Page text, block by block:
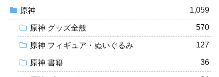
原神 1,059
原神 グッズ全般 570
原神 フィギュア・ぬいぐるみ 127
原神 書籍 36